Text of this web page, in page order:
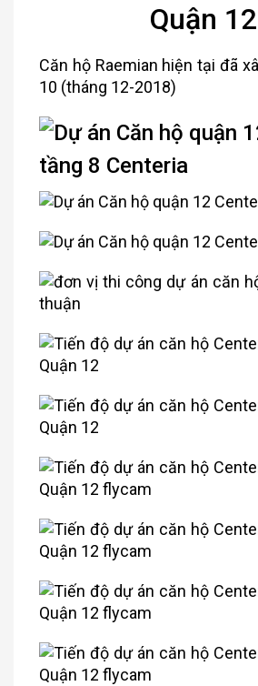
Quận 12
Căn hộ Raemian hiện tại đã
10 (tháng 12-2018)